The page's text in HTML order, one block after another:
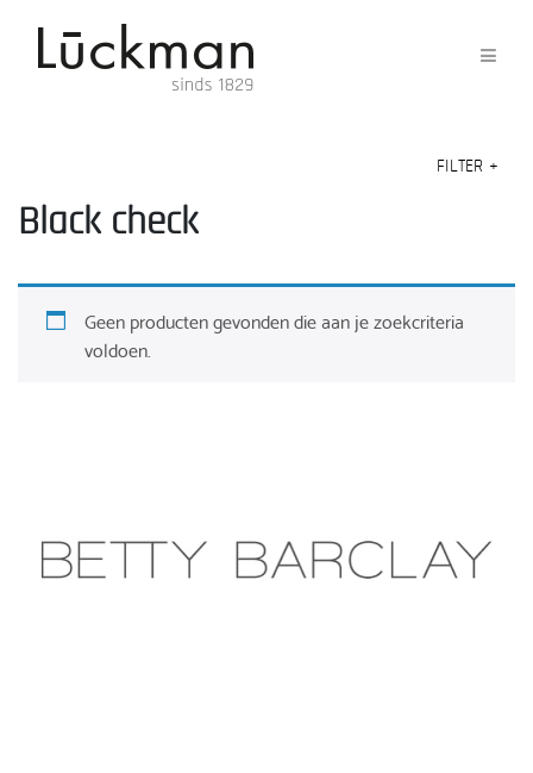
FILTER +
Black check
Geen producten gevonden die aan je zoekcriteria
voldoen.